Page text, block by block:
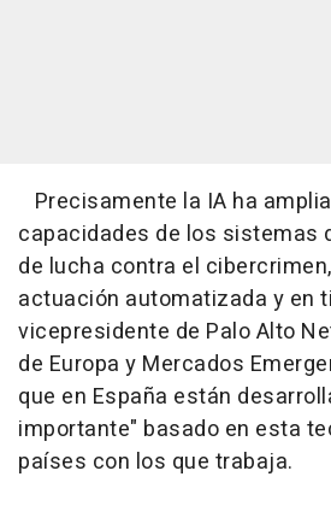
Precisamente la IA ha
capacidades de los sistemas
de lucha contra el
actuación automatizada y en
vicepresidente de Palo Alto
de Europa y Mercados
que en España están
importante" basado en esta
países con los que trabaja.